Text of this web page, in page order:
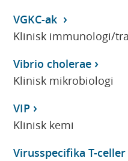
VGKC-ak
Klinisk immunologi/
Vibrio cholerae
Klinisk mikrobiologi
VIP
Klinisk kemi
Virusspecifika T-celler